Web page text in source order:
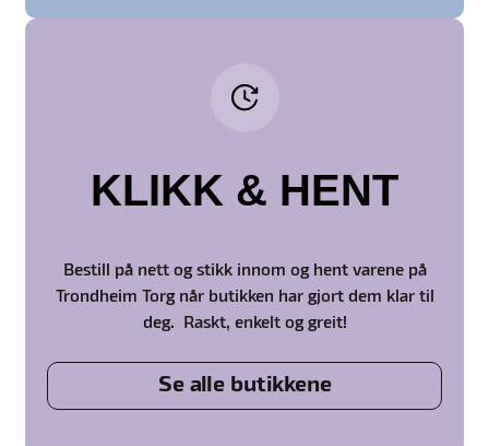
KLIKK & HENT
Bestill på nett og stikk innom og hent varene på
Trondheim Torg når butikken har gjort dem klar til
deg. Raskt, enkelt og greit!
Se alle butikkene